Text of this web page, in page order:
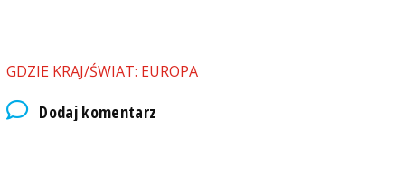
GDZIE KRAJ/ŚWIAT: EUROPA
Dodaj komentarz